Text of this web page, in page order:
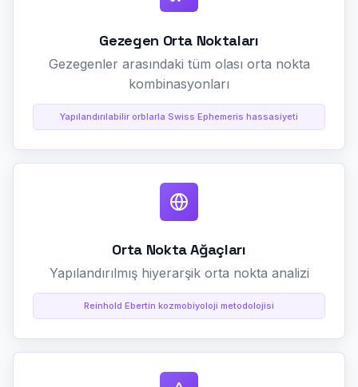
Gezegen Orta Noktaları
Gezegenler arasındaki tüm olası orta nokta
kombinasyonları
Yapılandırılabilir orblarla Swiss Ephemeris hassasiyeti
Orta Nokta Ağaçları
Yapılandırılmış hiyerarşik orta nokta analizi
Reinhold Ebertin kozmobiyoloji metodolojisi